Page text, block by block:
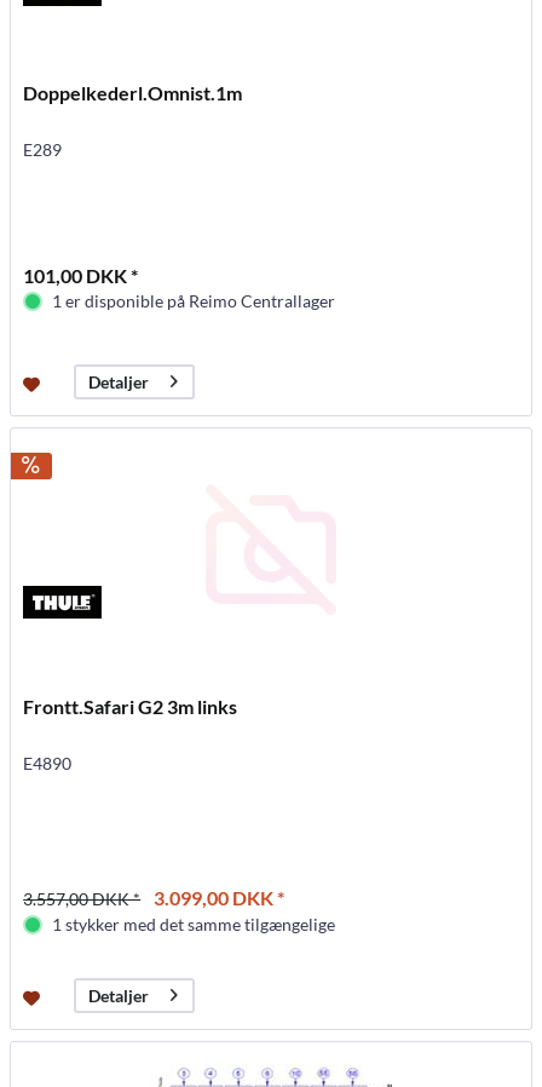
Doppelkederl.Omnist.1m
E289
101,00 DKK *
1 er disponible på Reimo Centrallager
Detaljer
Frontt.Safari G2 3m links
E4890
3.557,00 DKK * 3.099,00 DKK *
1 stykker med det samme tilgængelige
Detaljer